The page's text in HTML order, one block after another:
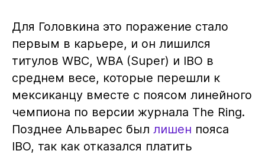
Для Головкина это поражение стало
первым в карьере, и он лишился
титулов WBC, WBA (Super) и IBO в
среднем весе, которые перешли к
мексиканцу вместе с поясом линейного
чемпиона по версии журнала The Ring.
Позднее Альварес был лишен пояса
IBO, так как отказался платить